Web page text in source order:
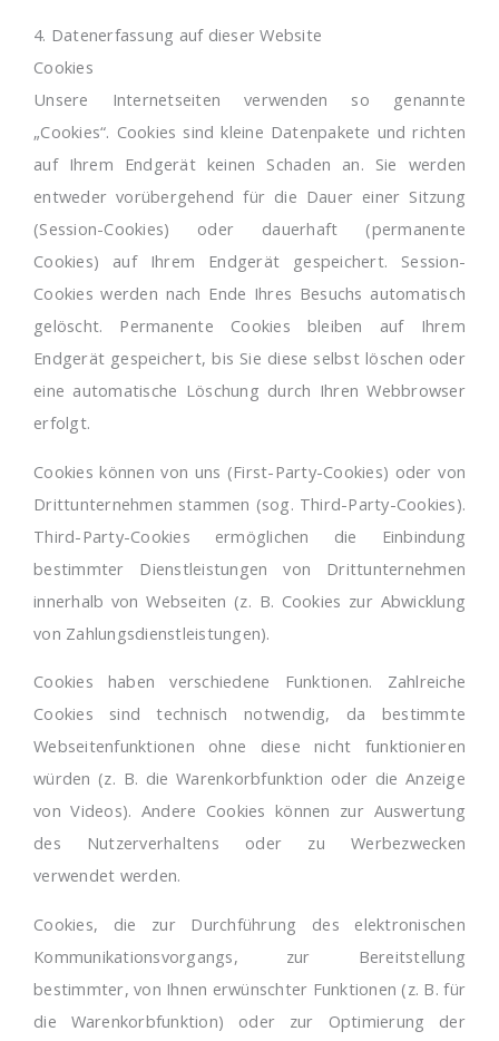
4. Datenerfassung auf dieser Website
Cookies
Unsere Internetseiten verwenden so genannte
„Cookies“. Cookies sind kleine Datenpakete und richten
auf Ihrem Endgerät keinen Schaden an. Sie werden
entweder vorübergehend für die Dauer einer Sitzung
(Session-Cookies) oder dauerhaft (permanente
Cookies) auf Ihrem Endgerät gespeichert. Session-
Cookies werden nach Ende Ihres Besuchs automatisch
gelöscht. Permanente Cookies bleiben auf Ihrem
Endgerät gespeichert, bis Sie diese selbst löschen oder
eine automatische Löschung durch Ihren Webbrowser
erfolgt.
Cookies können von uns (First-Party-Cookies) oder von
Drittunternehmen stammen (sog. Third-Party-Cookies).
Third-Party-Cookies ermöglichen die Einbindung
bestimmter Dienstleistungen von Drittunternehmen
innerhalb von Webseiten (z. B. Cookies zur Abwicklung
von Zahlungsdienstleistungen).
Cookies haben verschiedene Funktionen. Zahlreiche
Cookies sind technisch notwendig, da bestimmte
Webseitenfunktionen ohne diese nicht funktionieren
würden (z. B. die Warenkorbfunktion oder die Anzeige
von Videos). Andere Cookies können zur Auswertung
des Nutzerverhaltens oder zu Werbezwecken
verwendet werden.
Cookies, die zur Durchführung des elektronischen
Kommunikationsvorgangs, zur Bereitstellung
bestimmter, von Ihnen erwünschter Funktionen (z. B. für
die Warenkorbfunktion) oder zur Optimierung der